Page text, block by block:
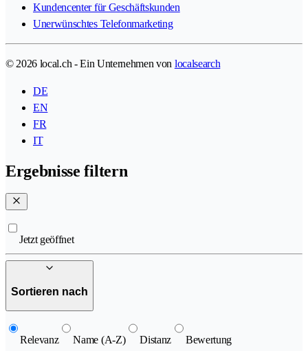
Kundencenter für Geschäftskunden
Unerwünschtes Telefonmarketing
© 2026 local.ch - Ein Unternehmen von localsearch
DE
EN
FR
IT
Ergebnisse filtern
Jetzt geöffnet
Sortieren nach
Relevanz Name (A-Z) Distanz Bewertung